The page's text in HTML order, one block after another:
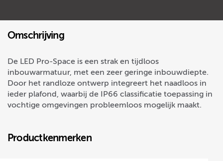
Omschrijving
De LED Pro-Space is een strak en tijdloos
inbouwarmatuur, met een zeer geringe inbouwdiepte.
Door het randloze ontwerp integreert het naadloos in
ieder plafond, waarbij de IP66 classificatie toepassing in
vochtige omgevingen probleemloos mogelijk maakt.
Productkenmerken